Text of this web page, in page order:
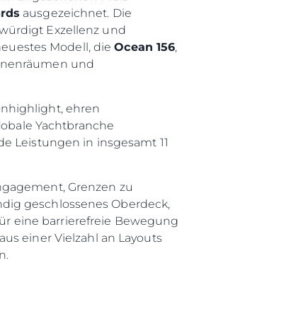
ausgezeichnet. Die
Exzellenz und
Modell, dieOcean 156,
und
ehren
Yachtbranche
Leistungen in insgesamt 11
Grenzen zu
geschlossenes Oberdeck,
eine barrierefreie Bewegung
einer Vielzahl an Layouts